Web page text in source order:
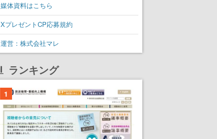
媒体資料はこちら
XプレゼントCP応募規約
運営：株式会社マレ
ランキング
1